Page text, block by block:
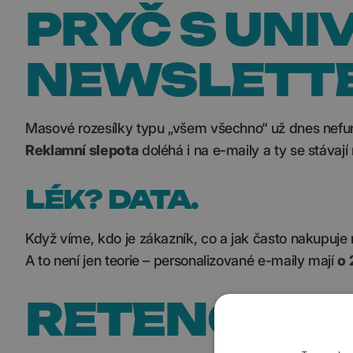
PRYČ S
Masové rozesílky typu „všem všechno“ už dnes
Reklamní slepotadoléhá i na e-maily a ty se stávají
LÉK? DATA.
Když víme, kdo je zákazník, co a jak často
A to není jen teorie – personalizované e-maily majío
RETENCE: